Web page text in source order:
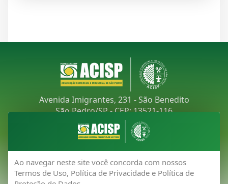
Ao navegar neste site você concorda com nossos
Termos de Uso, Política de Privacidade e Política de
Avenida Imigrantes, 231 - São Benedito
São Pedro/SP - CEP: 13521-116
Telefone:(19) 3481-9030
acisp@acispsaopedro.com.br